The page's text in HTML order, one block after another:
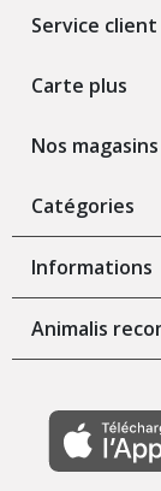
Service client
Carte plus
Nos magasins
Catégories
Informations
Animalis